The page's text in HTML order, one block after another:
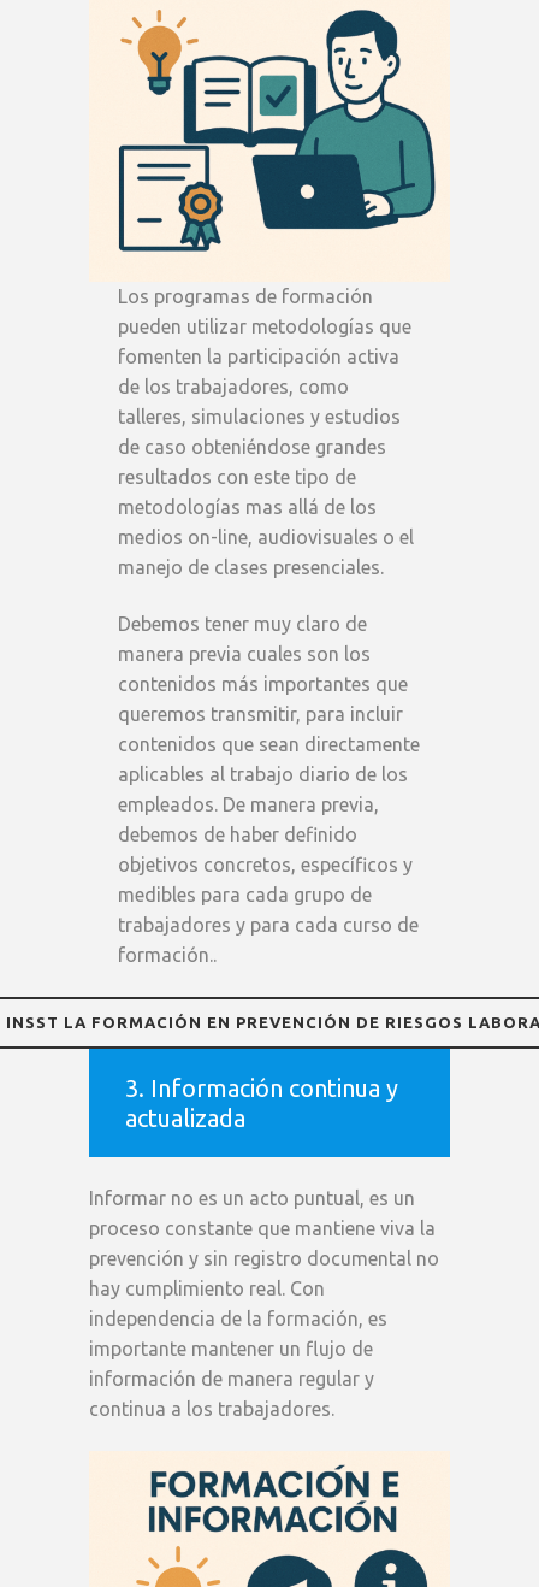
Los programas de formación
pueden utilizar metodologías que
fomenten la participación activa
de los trabajadores, como
talleres, simulaciones y estudios
de caso obteniéndose grandes
resultados con este tipo de
metodologías mas allá de los
medios on-line, audiovisuales o el
manejo de clases presenciales.
Debemos tener muy claro de
manera previa cuales son los
contenidos más importantes que
queremos transmitir, para incluir
contenidos que sean directamente
aplicables al trabajo diario de los
empleados. De manera previa,
debemos de haber definido
objetivos concretos, específicos y
medibles para cada grupo de
trabajadores y para cada curso de
formación..
INSST LA FORMACIÓN EN PREVENCIÓN DE RIESGOS
3. Información continua y
actualizada
Informar no es un acto puntual, es un
proceso constante que mantiene viva la
prevención y sin registro documental no
hay cumplimiento real. Con
independencia de la formación, es
importante mantener un flujo de
información de manera regular y
continua a los trabajadores.